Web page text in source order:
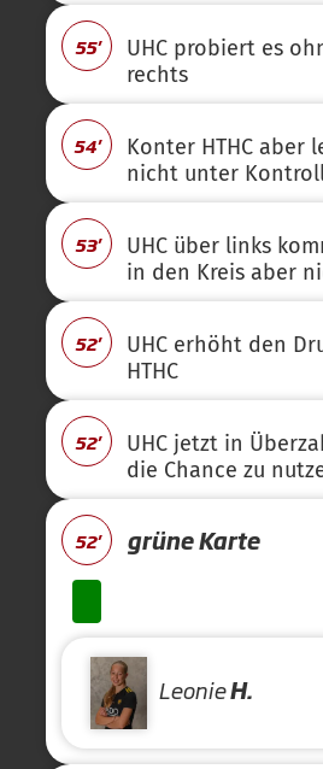
55'
UHC probiert es
rechts
54'
Konter HTHC aber
nicht unter
53'
UHC über links
in den Kreis aber
52'
UHC erhöht den
HTHC
52'
UHC jetzt in
die Chance zu
52' grüne Karte
LeonieH.